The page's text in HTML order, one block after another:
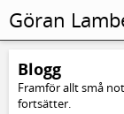
Blogg
Framför allt små
fortsätter.
Göran